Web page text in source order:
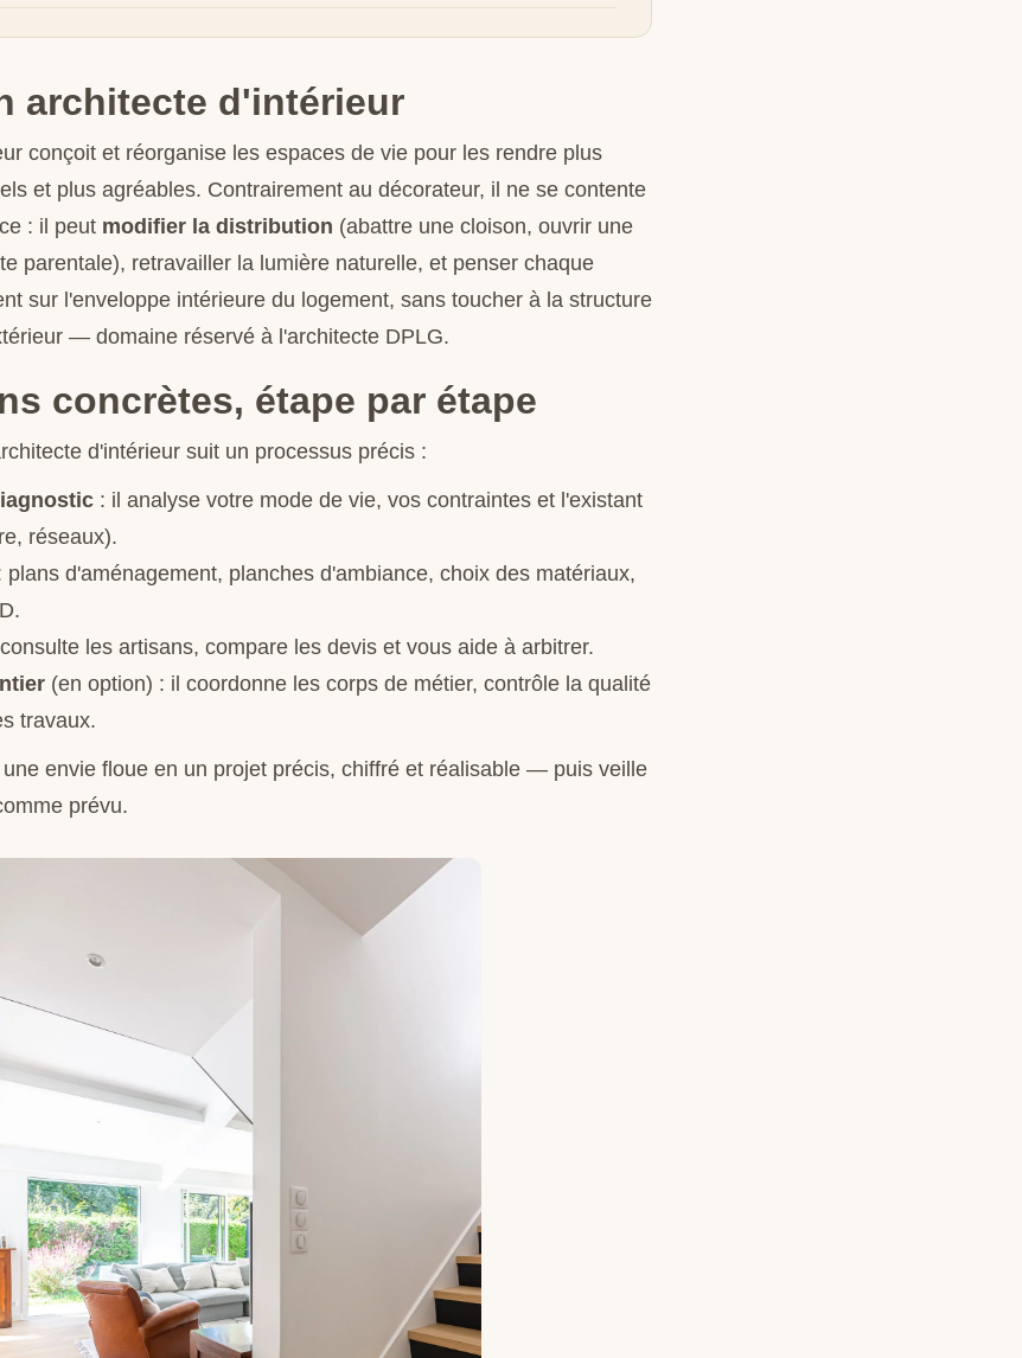
architecte d'intérieur
conçoit et réorganise les espaces de vie pour les rendre plus
et plus agréables. Contrairement au décorateur, il ne se contente
: il peut modifier la distribution (abattre une cloison, ouvrir une
parentale), retravailler la lumière naturelle, et penser chaque
sur l'enveloppe intérieure du logement, sans toucher à la structure
— domaine réservé à l'architecte DPLG.
concrètes, étape par étape
d'intérieur suit un processus précis :
: il analyse votre mode de vie, vos contraintes et l'existant
réseaux).
plans d'aménagement, planches d'ambiance, choix des matériaux,
les artisans, compare les devis et vous aide à arbitrer.
(en option) : il coordonne les corps de métier, contrôle la qualité
travaux.
envie floue en un projet précis, chiffré et réalisable — puis veille
prévu.